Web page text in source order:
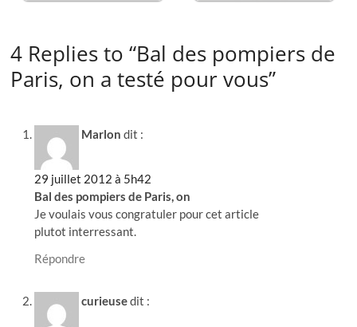
4 Replies to “Bal des pompiers de
Paris, on a testé pour vous”
Marlon dit :
29 juillet 2012 à 5h42
Bal des pompiers de Paris, on
Je voulais vous congratuler pour cet article
plutot interressant.
Répondre
curieusedit :